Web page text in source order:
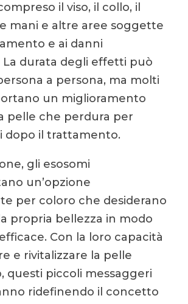
il viso, il collo, il
mani e altre aree soggette
e ai danni
La durata degli effetti può
a persona, ma molti
un miglioramento
pelle che perdura per
dopo il trattamento.
gli esosomi
un’opzione
per coloro che desiderano
propria bellezza in modo
Con la loro capacità
e rivitalizzare la pelle
questi piccoli messaggeri
ridefinendo il concetto